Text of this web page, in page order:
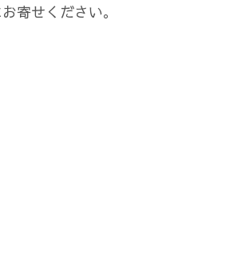
寄せください。